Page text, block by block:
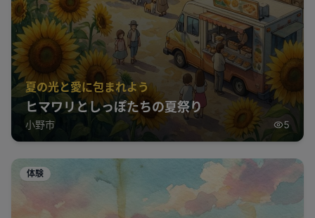
夏の光と愛に包まれよう
ヒマワリとしっぽたちの夏祭り
小野市 5
体験